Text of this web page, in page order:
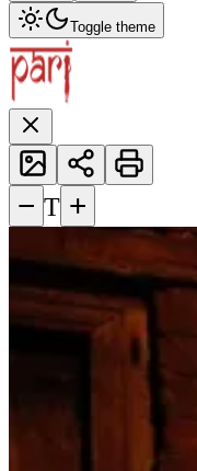
Toggle theme
− T +